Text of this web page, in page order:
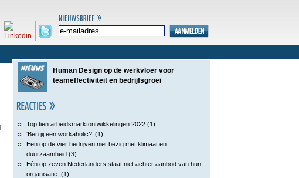
Human Design op de werkvloer voor
teameffectiviteit en bedrijfsgroei
Top tien arbeidsmarktontwikkelingen 2022 (1)
‘Ben jij een workaholic?’ (1)
Een op de vier bedrijven niet bezig met klimaat en
duurzaamheid (3)
Eén op zeven Nederlanders staat niet achter aanbod van hun
organisatie (1)